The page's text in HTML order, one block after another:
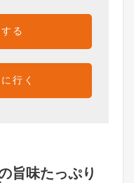
る
行く
旨味たっぷり